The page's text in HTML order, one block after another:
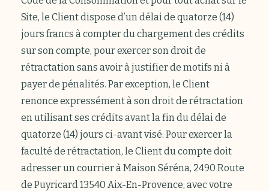
Site, le Client dispose d’un délai de quatorze (14)
jours francs à compter du chargement des crédits
sur son compte, pour exercer son droit de
rétractation sans avoir à justifier de motifs ni à
payer de pénalités. Par exception, le Client
renonce expressément à son droit de rétractation
en utilisant ses crédits avant la fin du délai de
quatorze (14) jours ci-avant visé. Pour exercer la
faculté de rétractation, le Client du compte doit
adresser un courrier à Maison Séréna, 2490 Route
de Puyricard 13540 Aix-En-Provence, avec votre